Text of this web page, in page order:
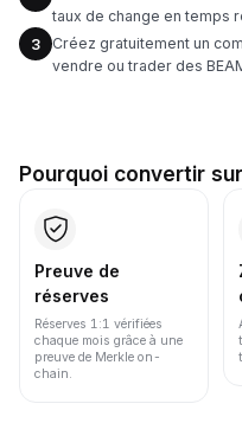
taux de change en temps
3
Créez gratuitement un
vendre ou trader des
Pourquoi convertir
Preuve de
réserves
Réserves 1:1 vérifiées
chaque mois grâce à une
preuve de Merkle on-
chain.